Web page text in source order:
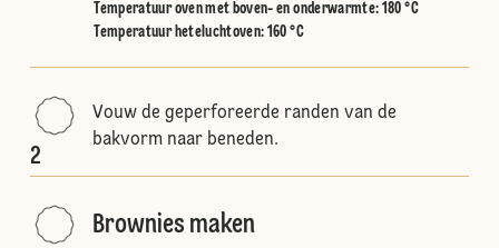
Temperatuur oven met boven- en onderwarmte: 180 °C
Temperatuur heteluchtoven: 160 °C
2
Vouw de geperforeerde randen van de
bakvorm naar beneden.
Brownies maken